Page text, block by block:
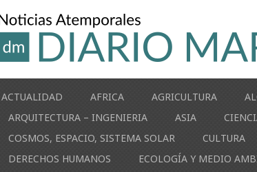
ACTUALIDAD AFRICA AGRICULTURA
ARQUITECTURA – INGENIERIA
ASIA
COSMOS, ESPACIO, SISTEMA SOLAR
CULTURA
DERECHOS HUMANOS
ECOLOGÍA Y MEDIO